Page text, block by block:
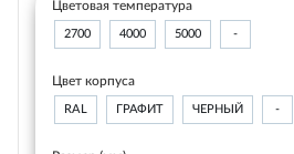
Цветовая температура
2700 4000 5000 -
Цвет корпуса
RAL ГРАФИТ ЧЕРНЫЙ -